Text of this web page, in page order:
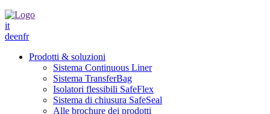
it
deenfr
Prodotti & soluzioni
Sistema Continuous Liner
Sistema TransferBag
Isolatori flessibili SafeFlex
Sistema di chiusura SafeSeal
Alle brochure dei prodotti